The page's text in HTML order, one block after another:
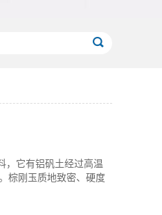
，它有铝矾土经过高温
棕刚玉质地致密、硬度